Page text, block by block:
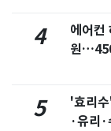
4
에어컨
원
5
'효리
·유리